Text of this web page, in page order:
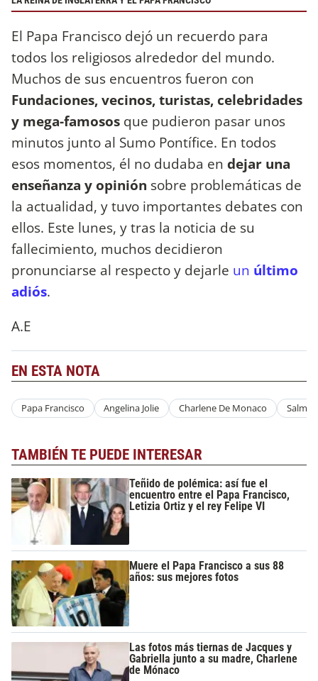
El Papa Francisco dejó un recuerdo para
todos los religiosos alrededor del mundo.
Muchos de sus encuentros fueron con
Fundaciones, vecinos, turistas, celebridades
y mega-famosos que pudieron pasar unos
minutos junto al Sumo Pontífice. En todos
esos momentos, él no dudaba en dejar una
enseñanza y opinión sobre problemáticas de
la actualidad, y tuvo importantes debates con
ellos. Este lunes, y tras la noticia de su
fallecimiento, muchos decidieron
pronunciarse al respecto y dejarle un último
adiós.
A.E
EN ESTA NOTA
Papa Francisco Angelina Jolie Charlene De Monaco Salma
TAMBIÉN TE PUEDE INTERESAR
Teñido de polémica: así fue el
encuentro entre el Papa Francisco,
Letizia Ortiz y el rey Felipe VI
Muere el Papa Francisco a sus 88
años: sus mejores fotos
Las fotos más tiernas de Jacques y
Gabriella junto a su madre, Charlene
de Mónaco